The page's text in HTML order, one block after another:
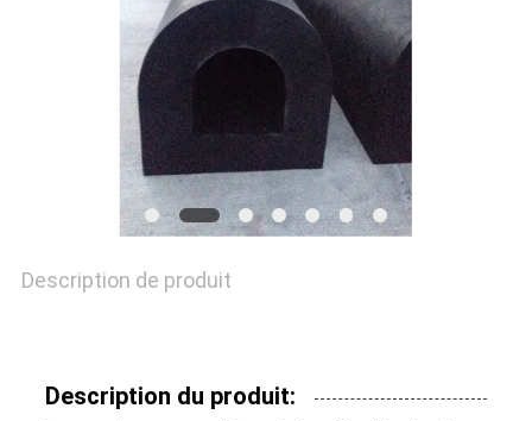
QUALITÉ
CONTACTEZ-
NOUVELLES
Description de produit
Description du produit: